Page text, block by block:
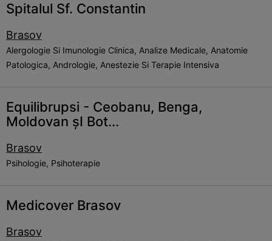
Spitalul Sf. Constantin
Brasov
Alergologie Si Imunologie Clinica, Analize Medicale, Anatomie
Patologica, Andrologie, Anestezie Si Terapie Intensiva
Equilibrupsi - Ceobanu, Benga,
Moldovan șI Bot...
Brasov
Psihologie, Psihoterapie
Medicover Brasov
Brasov